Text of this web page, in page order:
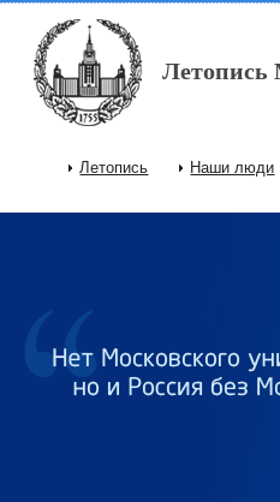
Перейти к основному
Летопись
Главное меню
Летопись Наши люди